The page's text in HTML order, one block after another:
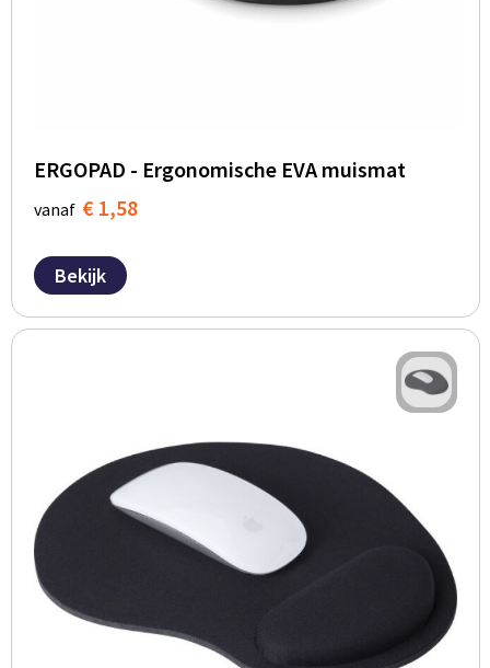
ERGOPAD - Ergonomische EVA muismat
vanaf € 1,58
Bekijk